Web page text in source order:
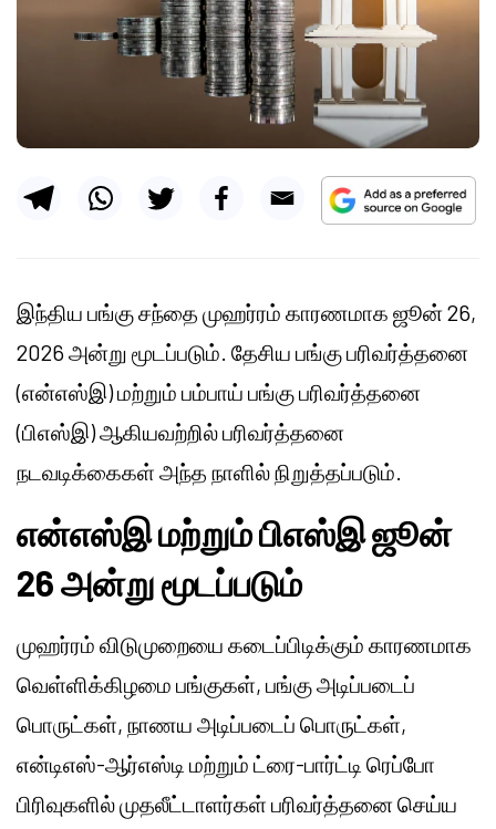
இந்திய பங்கு சந்தை முஹர்ரம் காரணமாக ஜூன் 26,
2026 அன்று மூடப்படும். தேசிய பங்கு பரிவர்த்தனை
(என்எஸ்இ) மற்றும் பம்பாய் பங்கு பரிவர்த்தனை
(பிஎஸ்இ) ஆகியவற்றில் பரிவர்த்தனை
நடவடிக்கைகள் அந்த நாளில் நிறுத்தப்படும்.
என்எஸ்இ மற்றும் பிஎஸ்இ ஜூன்
26 அன்று மூடப்படும்
முஹர்ரம் விடுமுறையை கடைப்பிடிக்கும் காரணமாக
வெள்ளிக்கிழமை பங்குகள், பங்கு அடிப்படைப்
பொருட்கள், நாணய அடிப்படைப் பொருட்கள்,
என்டிஎஸ்-ஆர்எஸ்டி மற்றும் ட்ரை-பார்ட்டி ரெப்போ
பிரிவுகளில் முதலீட்டாளர்கள் பரிவர்த்தனை செய்ய